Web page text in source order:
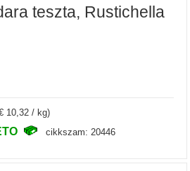
teszta, Rustichella
10,32 / kg)
cikkszam: 20446